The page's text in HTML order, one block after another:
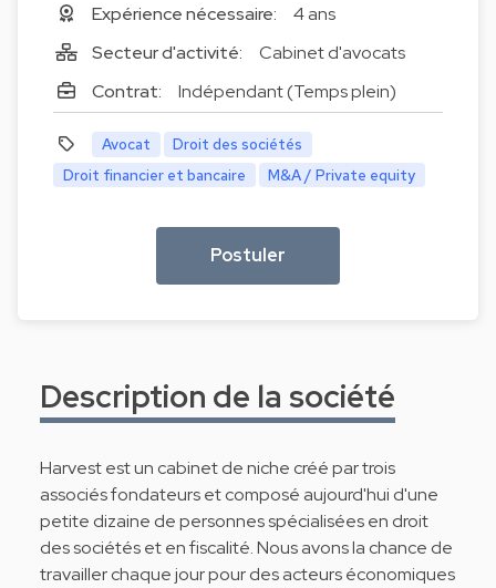
Expérience nécessaire:
4 ans
Secteur d'activité:
Cabinet d'avocats
Contrat:
Indépendant (Temps plein)
Avocat
Droit des sociétés
Droit financier et bancaire
M&A / Private equity
Postuler
Description de la société
Harvest est un cabinet de niche créé par trois
associés fondateurs et composé aujourd'hui d'une
petite dizaine de personnes spécialisées en droit
des sociétés et en fiscalité. Nous avons la chance de
travailler chaque jour pour des acteurs économiques